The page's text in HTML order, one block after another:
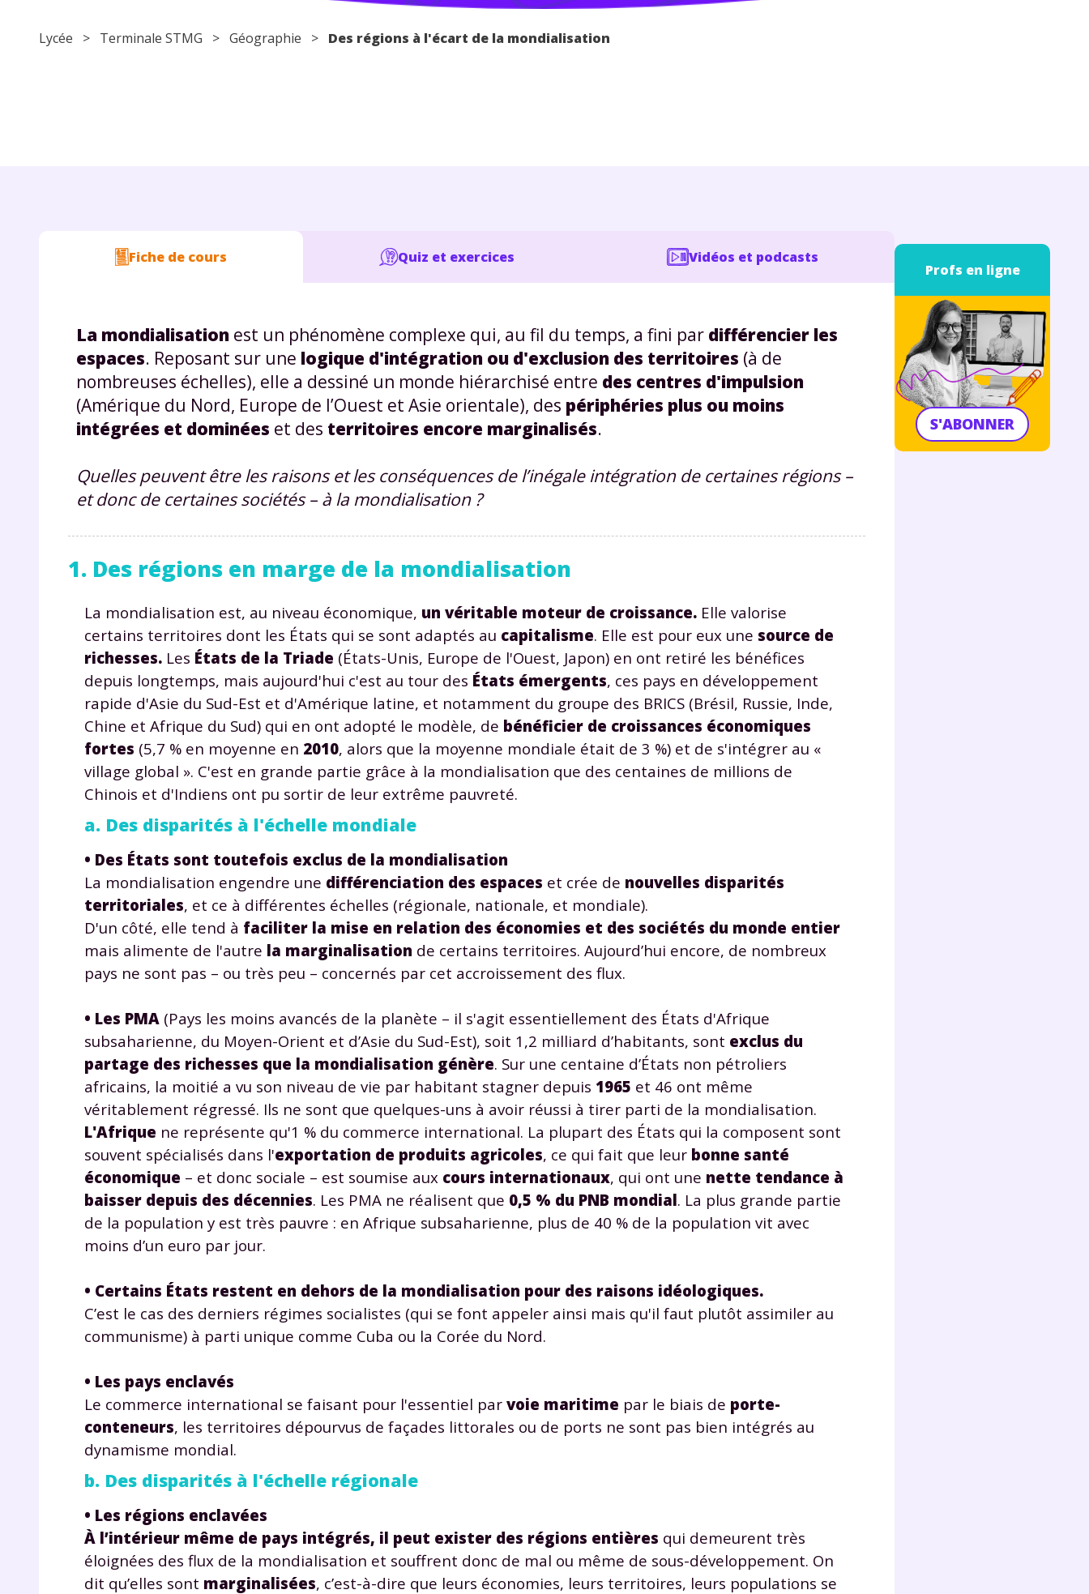
Lycée > Terminale STMG > Géographie > Des régions à l'écart de la mondialisation
Fiche de cours Quiz et exercices Vidéos et podcasts
La mondialisation est un phénomène complexe qui, au fil du temps, a fini par différencier les
espaces. Reposant sur une logique d'intégration ou d'exclusion des territoires (à de
nombreuses échelles), elle a dessiné un monde hiérarchisé entre des centres d'impulsion
(Amérique du Nord, Europe de l’Ouest et Asie orientale), des périphéries plus ou moins
intégrées et dominées et des territoires encore marginalisés.
Quelles peuvent être les raisons et les conséquences de l’inégale intégration de certaines régions –
et donc de certaines sociétés – à la mondialisation ?
1. Des régions en marge de la mondialisation
La mondialisation est, au niveau économique, un véritable moteur de croissance. Elle valorise
certains territoires dont les États qui se sont adaptés au capitalisme. Elle est pour eux une source de
richesses. Les États de la Triade (États-Unis, Europe de l'Ouest, Japon) en ont retiré les bénéfices
depuis longtemps, mais aujourd'hui c'est au tour des États émergents, ces pays en développement
rapide d'Asie du Sud-Est et d'Amérique latine, et notamment du groupe des BRICS (Brésil, Russie, Inde,
Chine et Afrique du Sud) qui en ont adopté le modèle, de bénéficier de croissances économiques
fortes (5,7 % en moyenne en 2010, alors que la moyenne mondiale était de 3 %) et de s'intégrer au «
village global ». C'est en grande partie grâce à la mondialisation que des centaines de millions de
Chinois et d'Indiens ont pu sortir de leur extrême pauvreté.
a. Des disparités à l'échelle mondiale
• Des États sont toutefois exclus de la mondialisation
La mondialisation engendre une différenciation des espaces et crée de nouvelles disparités
territoriales, et ce à différentes échelles (régionale, nationale, et mondiale).
D'un côté, elle tend à faciliter la mise en relation des économies et des sociétés du monde entier
mais alimente de l'autre la marginalisation de certains territoires. Aujourd’hui encore, de nombreux
pays ne sont pas – ou très peu – concernés par cet accroissement des flux.
• Les PMA (Pays les moins avancés de la planète – il s'agit essentiellement des États d'Afrique
subsaharienne, du Moyen-Orient et d’Asie du Sud-Est), soit 1,2 milliard d’habitants, sont exclus du
partage des richesses que la mondialisation génère. Sur une centaine d’États non pétroliers
africains, la moitié a vu son niveau de vie par habitant stagner depuis 1965 et 46 ont même
véritablement régressé. Ils ne sont que quelques-uns à avoir réussi à tirer parti de la mondialisation.
L'Afrique ne représente qu'1 % du commerce international. La plupart des États qui la composent sont
souvent spécialisés dans l'exportation de produits agricoles, ce qui fait que leur bonne santé
économique – et donc sociale – est soumise aux cours internationaux, qui ont une nette tendance à
baisser depuis des décennies. Les PMA ne réalisent que 0,5 % du PNB mondial. La plus grande partie
de la population y est très pauvre : en Afrique subsaharienne, plus de 40 % de la population vit avec
moins d’un euro par jour.
• Certains États restent en dehors de la mondialisation pour des raisons idéologiques.
C’est le cas des derniers régimes socialistes (qui se font appeler ainsi mais qu'il faut plutôt assimiler au
communisme) à parti unique comme Cuba ou la Corée du Nord.
• Les pays enclavés
Le commerce international se faisant pour l'essentiel par voie maritime par le biais de porte-
conteneurs, les territoires dépourvus de façades littorales ou de ports ne sont pas bien intégrés au
dynamisme mondial.
b. Des disparités à l'échelle régionale
• Les régions enclavées
À l’intérieur même de pays intégrés, il peut exister des régions entières qui demeurent très
éloignées des flux de la mondialisation et souffrent donc de mal ou même de sous-développement. On
dit qu’elles sont marginalisées, c’est-à-dire que leurs économies, leurs territoires, leurs populations se
Profs en ligne
S'ABONNER
Fermer
Envie de progresser et de
Fiches de cours et vidéos
exercices corrigés
Unespace dédié aux
Tout le programme scolaire
du CP à la Terminale
TESTER GRATUITEMENT